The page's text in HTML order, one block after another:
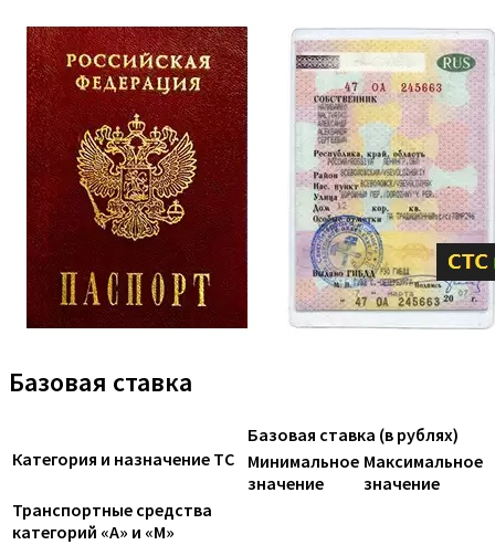
Базовая ставка
Категория и назначение ТС
Базовая ставка (в рублях)
Минимальное
значение
Максимальное
значение
Транспортные средства
категорий «A» и «M»